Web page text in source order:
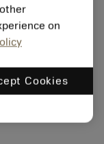
on
Cookies